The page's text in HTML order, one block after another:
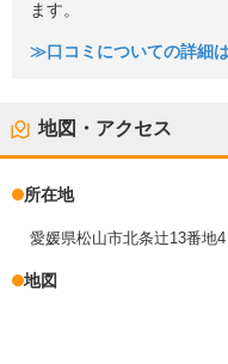
ます。
≫口コミについての詳細
地図・アクセス
所在地
愛媛県松山市北条辻13番地4
地図